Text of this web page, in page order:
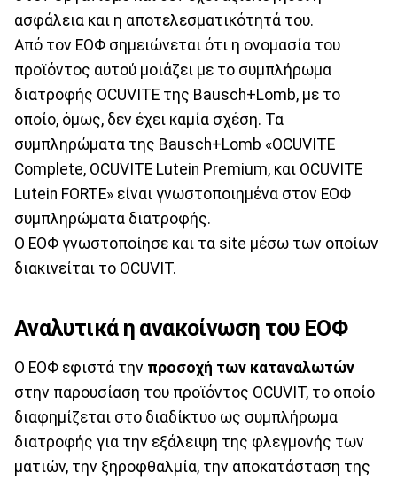
ασφάλεια και η αποτελεσματικότητά του.
Από τον ΕΟΦ σημειώνεται ότι η ονομασία του
προϊόντος αυτού μοιάζει με το συμπλήρωμα
διατροφής OCUVITE της Bausch+Lomb, με το
οποίο, όμως, δεν έχει καμία σχέση. Τα
συμπληρώματα της Bausch+Lomb «OCUVITE
Complete, OCUVITE Lutein Premium, και OCUVITE
Lutein FORTE» είναι γνωστοποιημένα στον ΕΟΦ
συμπληρώματα διατροφής.
Ο ΕΟΦ γνωστοποίησε και τα site μέσω των οποίων
διακινείται το OCUVIT.
Αναλυτικά η ανακοίνωση του ΕΟΦ
Ο ΕΟΦ εφιστά την προσοχή των καταναλωτών
στην παρουσίαση του προϊόντος OCUVIT, το οποίο
διαφημίζεται στο διαδίκτυο ως συμπλήρωμα
διατροφής για την εξάλειψη της φλεγμονής των
ματιών, την ξηροφθαλμία, την αποκατάσταση της